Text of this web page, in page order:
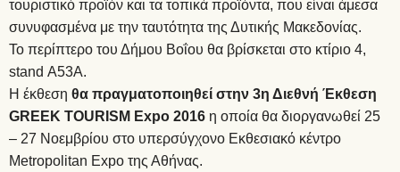
τουριστικό προϊόν και τα τοπικά προϊόντα, που είναι άμεσα
συνυφασμένα με την ταυτότητα της Δυτικής Μακεδονίας.
Το περίπτερο του Δήμου Βοΐου θα βρίσκεται στο κτίριο 4,
stand Α53Α.
H έκθεση θα πραγματοποιηθεί στην 3η Διεθνή Έκθεση
GREEK TOURISM Expo 2016 η οποία θα διοργανωθεί 25
– 27 Νοεμβρίου στο υπερσύγχονο Εκθεσιακό κέντρο
Metropolitan Expo της Αθήνας.